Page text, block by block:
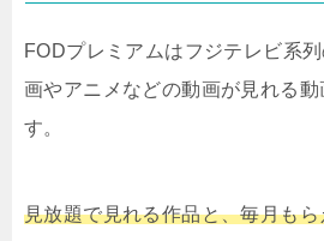
FODプレミアムはフジテレビ系
画やアニメなどの動画が見れる
す。
見放題で見れる作品と、毎月も